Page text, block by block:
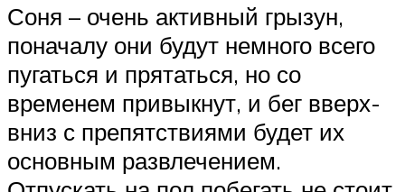
Соня – очень активный грызун,
поначалу они будут немного всего
пугаться и прятаться, но со
временем привыкнут, и бег вверх-
вниз с препятствиями будет их
основным развлечением.